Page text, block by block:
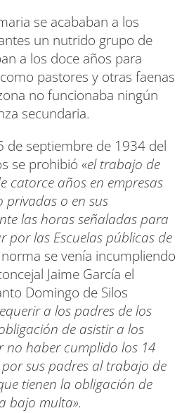
se acababan a los
un nutrido grupo de
a los doce años para
pastores y otras faenas
no funcionaba ningún
secundaria.
de septiembre de 1934 del
se prohibió «el trabajo de
catorce años en empresas
privadas o en sus
las horas señaladas para
por las Escuelas públicas de
norma se venía incumpliendo
Jaime García el
Domingo de Silos
a los padres de los
de asistir a los
no haber cumplido los 14
por sus padres al trabajo de
tienen la obligación de
bajo multa».